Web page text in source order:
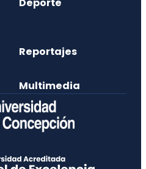
Deporte
Reportajes
Multimedia